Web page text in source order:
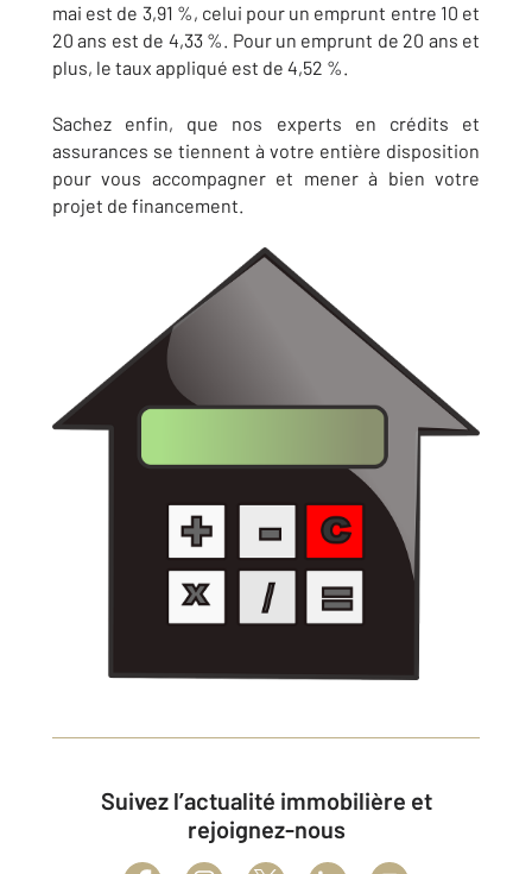
mai est de 3,91 %, celui pour un emprunt entre 10 et
20 ans est de 4,33 %. Pour un emprunt de 20 ans et
plus, le taux appliqué est de 4,52 %.
Sachez enfin, que nos experts en crédits et
assurances se tiennent à votre entière disposition
pour vous accompagner et mener à bien votre
projet de financement.
Suivez l’actualité immobilière et
rejoignez-nous